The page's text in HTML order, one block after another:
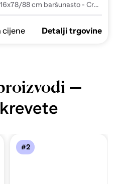
Uzglavlje s ušima crno 147x16x78/88 cm baršunasto - Crna 147 x 16 x 78/88 cm 1
cijene Detalji trgovine
—
#2